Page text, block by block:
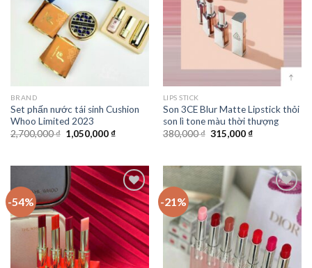
BRAND
Set phấn nước tái sinh Cushion
Whoo Limited 2023
2,700,000₫ 1,050,000₫
LIPS STICK
Son 3CE Blur Matte Lipstick thỏi
son lì tone màu thời thượng
380,000₫ 315,000₫
-54%
Add to
Wishlist
-21%
Wishlist